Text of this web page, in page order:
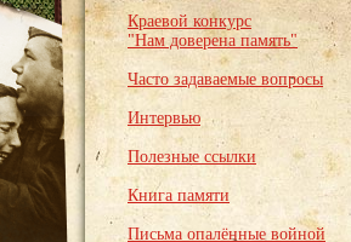
Краевой конкурс
"Нам доверена память"
Часто задаваемые вопросы
Интервью
Полезные ссылки
Книга памяти
Письма опалённые войной